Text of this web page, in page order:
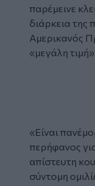
παρέμεινε
διάρκεια της
Αμερικανός
«μεγάλη
«Είναι
περήφανος
απίστευτη
σύντομη